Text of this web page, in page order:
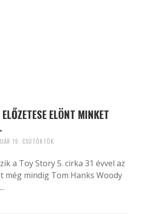
ELÖNT MINKET
19. CSÜTÖRTÖK
a Toy Story 5. cirka 31 évvel az
még mindig Tom Hanks Woody